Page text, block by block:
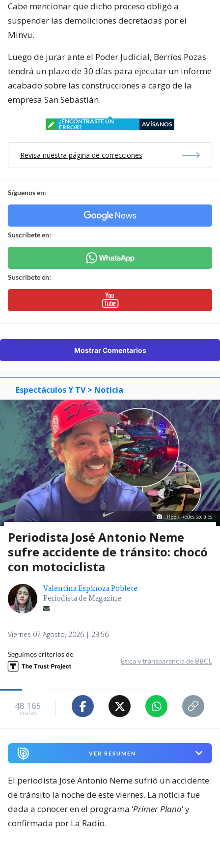
Cabe mencionar que dicho proceso obligó a
suspender las demoliciones decretadas por el
Minvu.
Luego de jurar ante el Poder Judicial, Berríos Pozas
tendrá un plazo de 30 días para ejecutar un informe
acabado sobre las construcciones a cargo de la
empresa San Sebastián.
¿ENCONTRASTE UN
ERROR?
AVÍSANOS
Revisa nuestra página de correcciones
Síguenos en:
Suscríbete en:
Suscríbete en:
Mostrar Comentarios
Espectáculos Y TV > Noticia
RBB / Redes sociales
Periodista José Antonio Neme
sufre accidente de tránsito: chocó
con motociclista
Valentina Espinoza Poblete
Periodista de Magazine
Viernes 07 Agosto, 2026 | 23:56
Seguimos criterios de
Ética y transparencia de BBCL
48.165
visitas
VER RESUMEN
El periodista José Antonio Neme sufrió un accidente
de tránsito la noche de este viernes. La noticia fue
dada a conocer en el programa ‘Primer Plano‘ y
confirmada por La Radio.